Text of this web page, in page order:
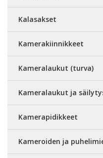
Kalasakset
Kamerakiinnikkeet
Kameralaukut (turva)
Kameralaukut ja
Kamerapidikkeet
Kameroiden ja